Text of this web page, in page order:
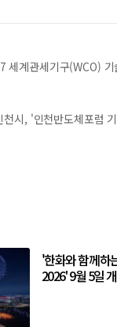
세계관세기구(WCO)
천시, '인천반도체포럼
'한화와 함께하
2026' 9월 5일